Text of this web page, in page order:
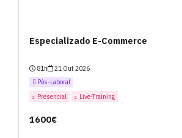
Especializado E-Commerce
81h
21 Out 2026
Pós-Laboral
Presencial
Live-Training
1600€